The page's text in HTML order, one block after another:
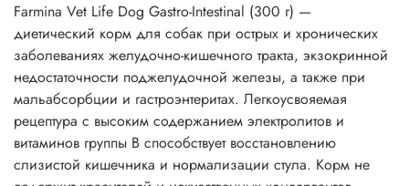
Farmina Vet Life Dog Gastro-Intestinal (300 г) —
диетический корм для собак при острых и хронических
заболеваниях желудочно-кишечного тракта, экзокринной
недостаточности поджелудочной железы, а также при
мальабсорбции и гастроэнтеритах. Легкоусвояемая
рецептура с высоким содержанием электролитов и
витаминов группы B способствует восстановлению
слизистой кишечника и нормализации стула. Корм не